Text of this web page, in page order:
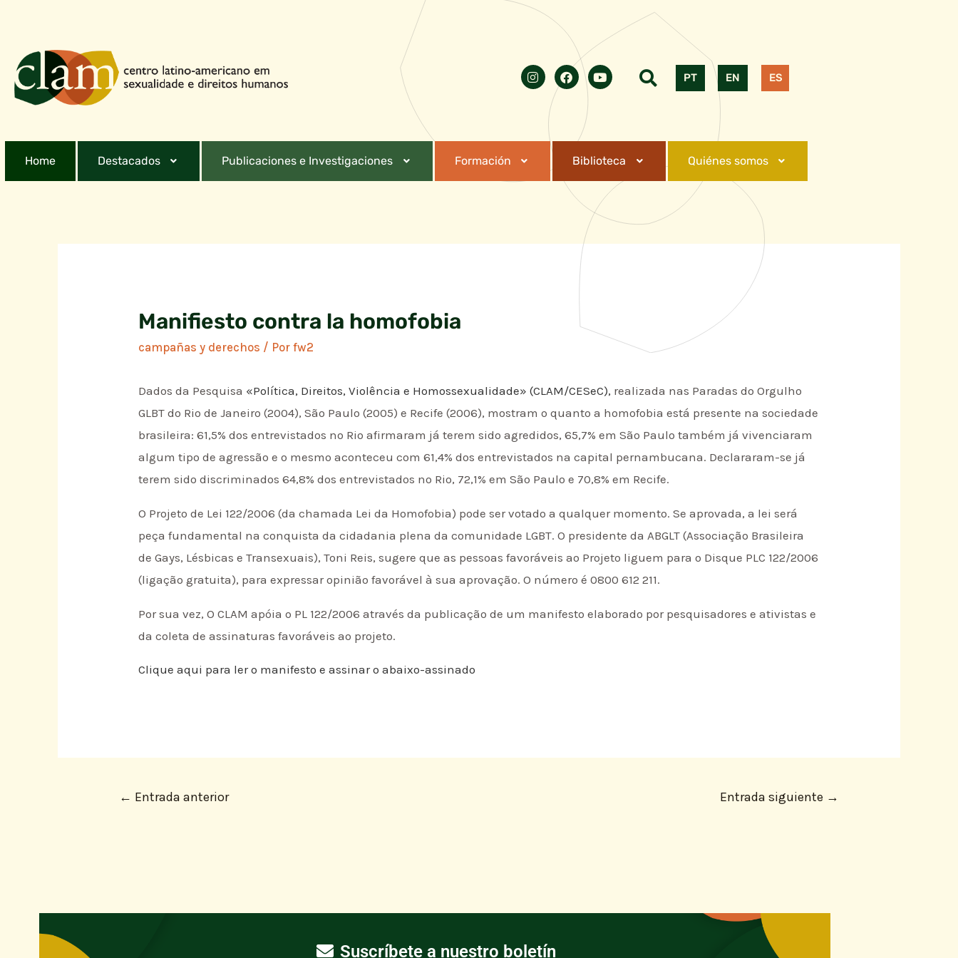
PT EN ES
Home Destacados Publicaciones e Investigaciones Formación Biblioteca Quiénes somos
Manifiesto contra la homofobia
campañas y derechos / Porfw2
Dados da Pesquisa «Política, Direitos, Violência e Homossexualidade» (CLAM/CESeC), realizada nas Paradas do Orgulho
GLBT do Rio de Janeiro (2004), São Paulo (2005) e Recife (2006), mostram o quanto a homofobia está presente na sociedade
brasileira: 61,5% dos entrevistados no Rio afirmaram já terem sido agredidos, 65,7% em São Paulo também já vivenciaram
algum tipo de agressão e o mesmo aconteceu com 61,4% dos entrevistados na capital pernambucana. Declararam-se já
terem sido discriminados 64,8% dos entrevistados no Rio, 72,1% em São Paulo e 70,8% em Recife.
O Projeto de Lei 122/2006 (da chamada Lei da Homofobia) pode ser votado a qualquer momento. Se aprovada, a lei será
peça fundamental na conquista da cidadania plena da comunidade LGBT. O presidente da ABGLT (Associação Brasileira
de Gays, Lésbicas e Transexuais), Toni Reis, sugere que as pessoas favoráveis ao Projeto liguem para o Disque PLC 122/2006
(ligação gratuita), para expressar opinião favorável à sua aprovação. O número é 0800 612 211.
Por sua vez, O CLAM apóia o PL 122/2006 através da publicação de um manifesto elaborado por pesquisadores e ativistas e
da coleta de assinaturas favoráveis ao projeto.
Clique aqui para ler o manifesto e assinar o abaixo-assinado
← Entrada anterior Entrada siguiente →
Suscríbete a nuestro boletín